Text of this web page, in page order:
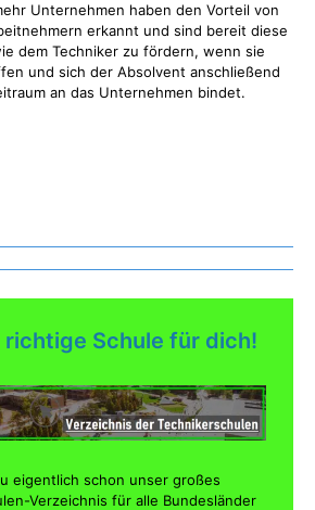
Unternehmen haben den Vorteil von
erkannt und sind bereit diese
dem Techniker zu fördern, wenn sie
und sich der Absolvent anschließend
an das Unternehmen bindet.
richtige Schule für dich!
eigentlich schon unser großes
Verzeichnis für alle Bundesländer